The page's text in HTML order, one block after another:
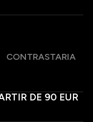
CONTRASTARIA
DE 90 EUR